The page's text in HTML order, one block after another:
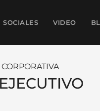
SOCIALES VIDEO